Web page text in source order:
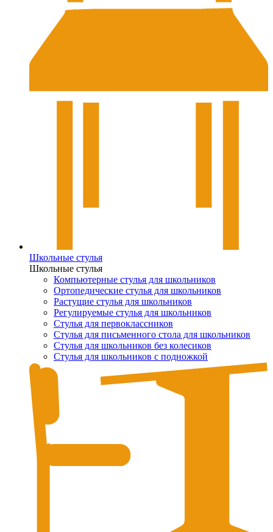
Школьные стулья
Школьные стулья
Компьютерные стулья для школьников
Ортопедические стулья для школьников
Растущие стулья для школьников
Регулируемые стулья для школьников
Стулья для первоклассников
Стулья для письменного стола для школьников
Стулья для школьников без колесиков
Стулья для школьников с подножкой